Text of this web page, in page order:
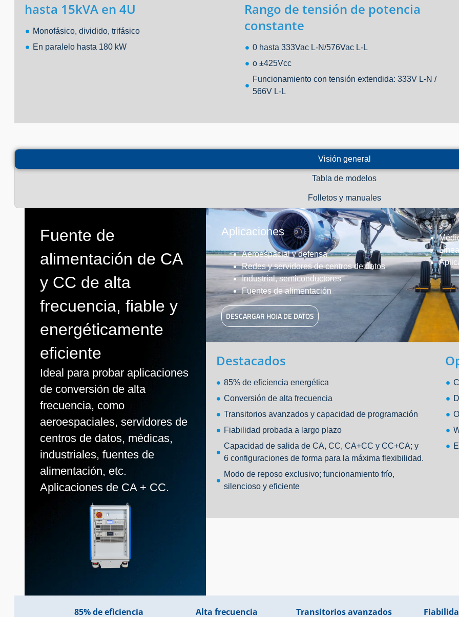
hasta 15kVA en 4U
Monofásico, dividido, trifásico
En paralelo hasta 180 kW
Rango de tensión de potencia
constante
0 hasta 333Vac L-N/576Vac L-L
o ±425Vcc
Funcionamiento con tensión extendida: 333V L-N /
566V L-L
Visión general
Tabla de modelos
Folletos y manuales
Fuente de
alimentación de CA
y CC de alta
frecuencia, fiable y
energéticamente
eficiente
Ideal para probar aplicaciones
de conversión de alta
frecuencia, como
aeroespaciales, servidores de
centros de datos, médicas,
industriales, fuentes de
alimentación, etc.
Aplicaciones de CA + CC.
Aplicaciones
Aeroespacial y defensa
Redes y servidores de centros de datos
Industrial, semiconductores
Fuentes de alimentación
DESCARGAR HOJA DE DATOS
Destacados
85% de eficiencia energética
Conversión de alta frecuencia
Transitorios avanzados y capacidad de programación
Fiabilidad probada a largo plazo
Capacidad de salida de CA, CC, CA+CC y CC+CA; y
6 configuraciones de forma para la máxima flexibilidad.
Modo de reposo exclusivo; funcionamiento frío,
silencioso y eficiente
85% de eficiencia Alta frecuencia Transitorios avanzados